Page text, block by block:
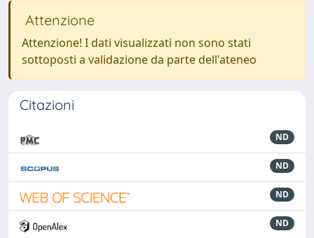
Attenzione
Attenzione! I dati visualizzati non sono stati
sottoposti a validazione da parte dell'ateneo
Citazioni
ND
ND
ND
ND